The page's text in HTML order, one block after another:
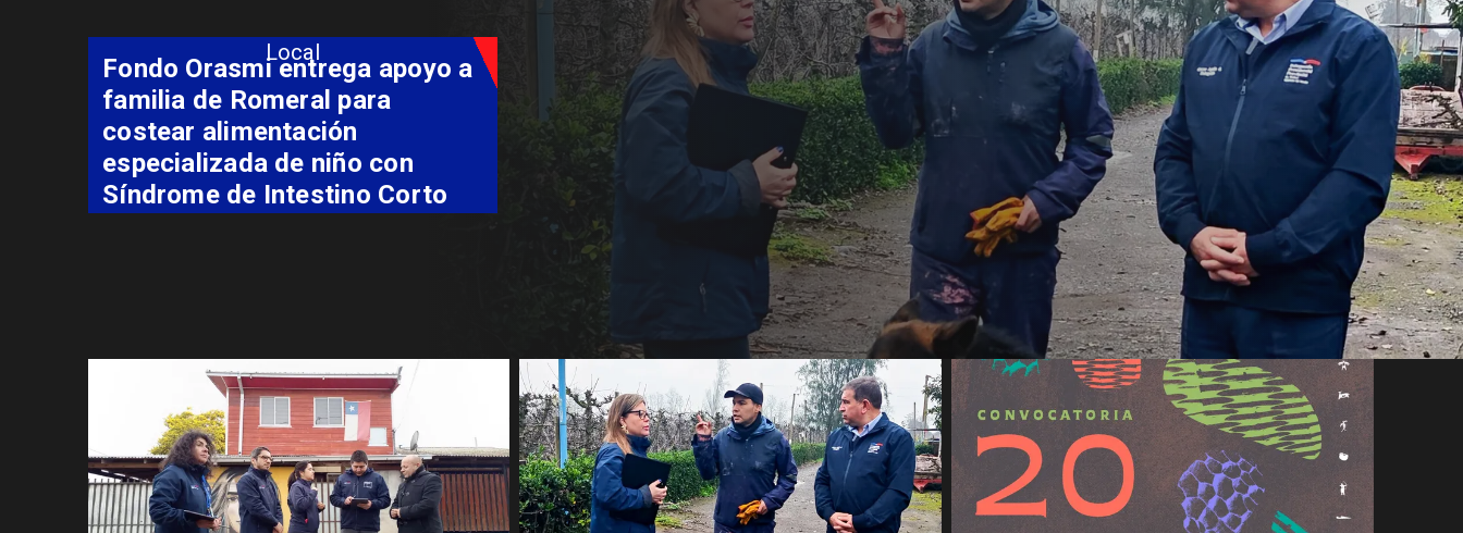
Local
Fondo Orasmi entrega apoyo a
familia de Romeral para
costear alimentación
especializada de niño con
Síndrome de Intestino Corto